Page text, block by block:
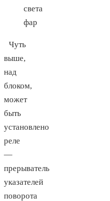
света
фар
Чуть
выше,
над
блоком,
может
быть
установлено
реле
—
прерыватель
указателей
поворота